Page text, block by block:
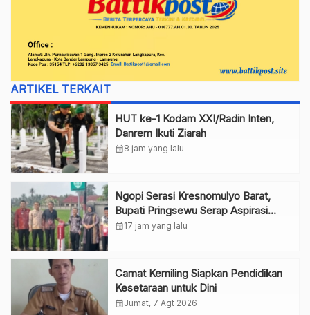
ARTIKEL TERKAIT
HUT ke-1 Kodam XXI/Radin Inten,
Danrem Ikuti Ziarah
calendar_month8 jam yang lalu
Ngopi Serasi Kresnomulyo Barat,
Bupati Pringsewu Serap Aspirasi
Warga
calendar_month17 jam yang lalu
Camat Kemiling Siapkan Pendidikan
Kesetaraan untuk Dini
calendar_monthJumat, 7 Agt 2026